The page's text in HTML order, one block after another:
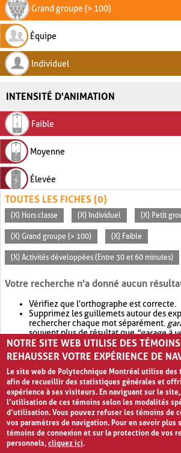
Grand groupe (> 100)
Équipe
Individuel
INTENSITÉ D'ANIMATION
Faible
Moyenne
Élevée
TOUTES LES FICHES (0)
(X) Hors classe (X) Individuel (X) Petit
(X) Grand groupe (> 100) (X) Faible
(X) Activités développées (Entre 30 et 60 minutes)
Votre recherche n'a donné aucun
Vérifiez que l'orthographe est correcte.
Supprimez les guillemets autour des
rechercher chaque mot séparément.
souvent plus de résultat que"garage à
Envisagez d'élargir votre recherche avec
retournera souvent plus de résultat que
NOTRE SITE WEB UTILISE DES
REHAUSSER VOTRE EXPÉRIENCE DE
Le site web de Polytechnique Montréal utilise des
afin de recueillir des statistiques générales et
expérience à ses visiteurs. En naviguant sur le
l’utilisation de ces témoins selon les modalités
d’utilisation. Vous pouvez refuser les témoins de
vos paramètres de navigation. Pour en savoir plus
témoins de connexion et sur la protection de vos
personnels,cliquez ici.